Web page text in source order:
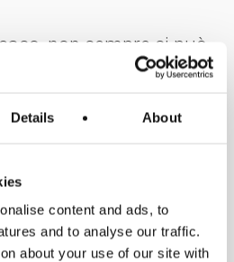
Details About
content and ads, to
and to analyse our traffic.
about your use of our site with
non sempre si può
preferenze
perché
per lo